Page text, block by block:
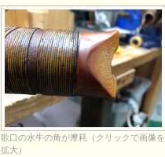
歌口の水牛の角が摩耗（クリックで画像を
拡大）